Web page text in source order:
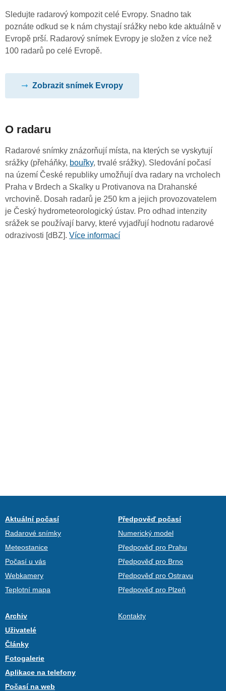
Sledujte radarový kompozit celé Evropy. Snadno tak
poznáte odkud se k nám chystají srážky nebo kde aktuálně v
Evropě prší. Radarový snímek Evropy je složen z více než
100 radarů po celé Evropě.
Zobrazit snímek Evropy
O radaru
Radarové snímky znázorňují místa, na kterých se vyskytují
srážky (přeháňky, bouřky, trvalé srážky). Sledování počasí
na území České republiky umožňují dva radary na vrcholech
Praha v Brdech a Skalky u Protivanova na Drahanské
vrchovině. Dosah radarů je 250 km a jejich provozovatelem
je Český hydrometeorologický ústav. Pro odhad intenzity
srážek se používají barvy, které vyjadřují hodnotu radarové
odrazivosti [dBZ]. Více informací
Aktuální počasí
Radarové snímky
Meteostanice
Počasí u vás
Webkamery
Teplotní mapa
Předpověď počasí
Numerický model
Předpověď pro Prahu
Předpověď pro Brno
Předpověď pro Ostravu
Předpověď pro Plzeň
Archiv
Uživatelé
Články
Fotogalerie
Aplikace na telefony
Počasí na web
Kontakty